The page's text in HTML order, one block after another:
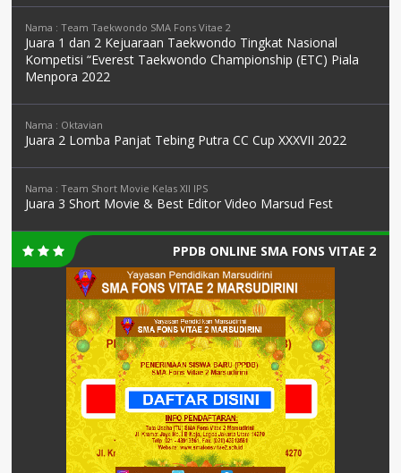
Nama : Team Taekwondo SMA Fons Vitae 2
Juara 1 dan 2 Kejuaraan Taekwondo Tingkat Nasional
Kompetisi “Everest Taekwondo Championship (ETC) Piala
Menpora 2022
Nama : Oktavian
Juara 2 Lomba Panjat Tebing Putra CC Cup XXXVII 2022
Nama : Team Short Movie Kelas XII IPS
Juara 3 Short Movie & Best Editor Video Marsud Fest
PPDB ONLINE SMA FONS VITAE 2